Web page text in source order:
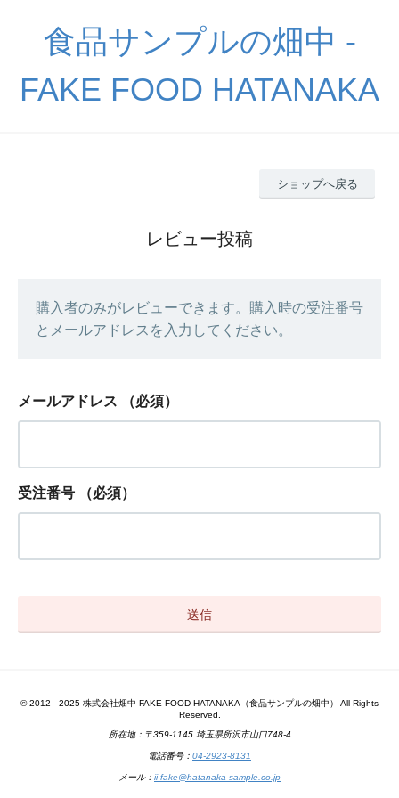
食品サンプルの畑中 -
FAKE FOOD HATANAKA
ショップへ戻る
レビュー投稿
購入者のみがレビューできます。購入時の受注番号
とメールアドレスを入力してください。
メールアドレス （必須）
受注番号 （必須）
© 2012 - 2025 株式会社畑中 FAKE FOOD HATANAKA（食品サンプルの畑中） All Rights
Reserved.
所在地：〒359-1145 埼玉県所沢市山口748-4
電話番号： 04-2923-8131
メール： ii-fake@hatanaka-sample.co.jp